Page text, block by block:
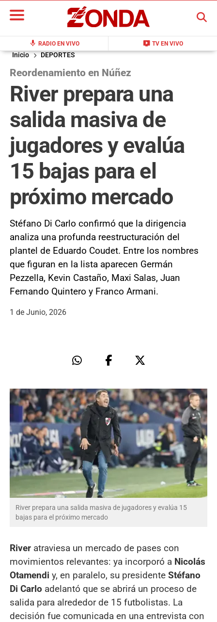
mic RADIO EN VIVO live_tv TV EN VIVO
BUSCAR
Inicio DEPORTES
Reordenamiento en Núñez
River prepara una
salida masiva de
jugadores y evalúa
15 bajas para el
próximo mercado
Stéfano Di Carlo confirmó que la dirigencia
analiza una profunda reestructuración del
plantel de Eduardo Coudet. Entre los nombres
que figuran en la lista aparecen Germán
Pezzella, Kevin Castaño, Maxi Salas, Juan
Fernando Quintero y Franco Armani.
1 de Junio, 2026
River prepara una salida masiva de jugadores y evalúa 15
bajas para el próximo mercado
River atraviesa un mercado de pases con
movimientos relevantes: ya incorporó a Nicolás
Otamendi y, en paralelo, su presidente Stéfano
Di Carlo adelantó que se abrirá un proceso de
salida para alrededor de 15 futbolistas. La
decisión fue comunicada en una entrevista con